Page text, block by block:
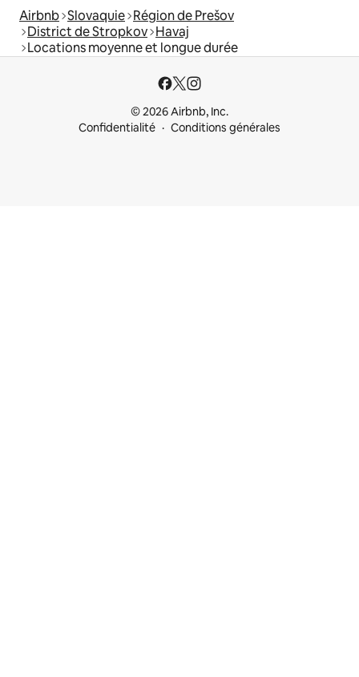
Airbnb Slovaquie Région de Prešov
District de Stropkov Havaj
Locations moyenne et longue durée
© 2026 Airbnb, Inc.
Confidentialité
Conditions générales